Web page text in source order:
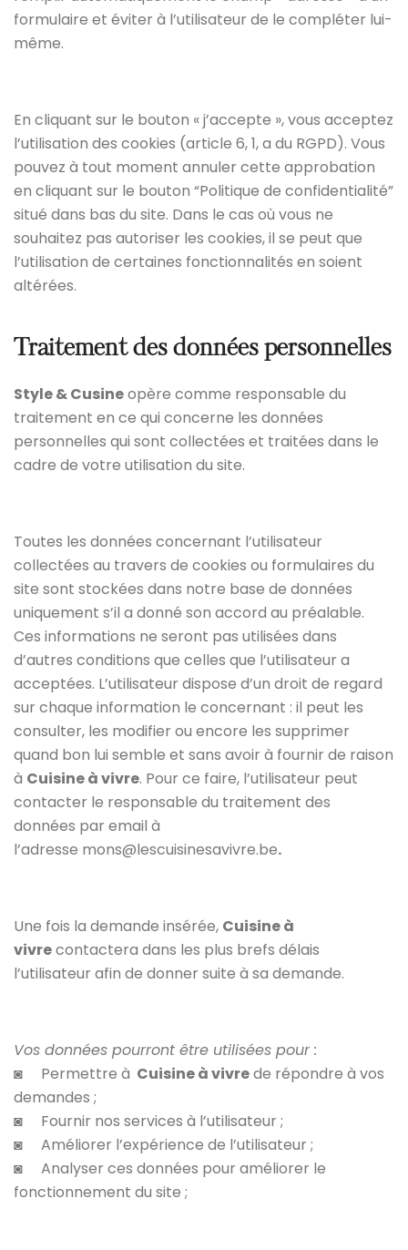
formulaire et éviter à l’utilisateur de le compléter lui-
même.
En cliquant sur le bouton « j’accepte », vous acceptez
l’utilisation des cookies (article 6, 1, a du RGPD). Vous
pouvez à tout moment annuler cette approbation
en cliquant sur le bouton “Politique de confidentialité”
situé dans bas du site. Dans le cas où vous ne
souhaitez pas autoriser les cookies, il se peut que
l’utilisation de certaines fonctionnalités en soient
altérées.
Traitement des données personnelles
Style & Cusineopère comme responsable du
traitement en ce qui concerne les données
personnelles qui sont collectées et traitées dans le
cadre de votre utilisation du site.
Toutes les données concernant l’utilisateur
collectées au travers de cookies ou formulaires du
site sont stockées dans notre base de données
uniquement s’il a donné son accord au préalable.
Ces informations ne seront pas utilisées dans
d’autres conditions que celles que l’utilisateur a
acceptées. L’utilisateur dispose d’un droit de regard
sur chaque information le concernant : il peut les
consulter, les modifier ou encore les supprimer
quand bon lui semble et sans avoir à fournir de raison
à Cuisine à vivre. Pour ce faire, l’utilisateur peut
contacter le responsable du traitement des
données par email à
l’adresse mons@lescuisinesavivre.be.
Une fois la demande insérée, Cuisine à
vivrecontactera dans les plus brefs délais
l’utilisateur afin de donner suite à sa demande.
Vos données pourront être utilisées pour :
◙ Permettre à Cuisine à vivrede répondre à vos
demandes ;
◙ Fournir nos services à l’utilisateur ;
◙ Améliorer l’expérience de l’utilisateur ;
◙ Analyser ces données pour améliorer le
fonctionnement du site ;